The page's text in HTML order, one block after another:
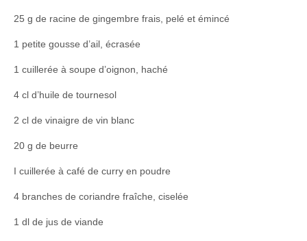
25 g de racine de gingembre frais, pelé et émincé
1 petite gousse d’ail, écrasée
1 cuillerée à soupe d’oignon, haché
4 cl d’huile de tournesol
2 cl de vinaigre de vin blanc
20 g de beurre
I cuillerée à café de curry en poudre
4 branches de coriandre fraîche, ciselée
1 dl de jus de viande